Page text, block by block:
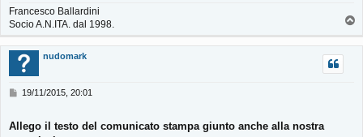
Francesco Ballardini
Socio A.N.ITA. dal 1998.
p
nudomark
M
s
19/11/2015, 20:01
Allego il testo del comunicato stampa giunto anche alla nostra